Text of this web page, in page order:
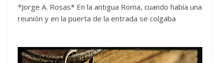
*Jorge A. Rosas* En la antigua Roma, cuando había una
reunión y en la puerta de la entrada se colgaba